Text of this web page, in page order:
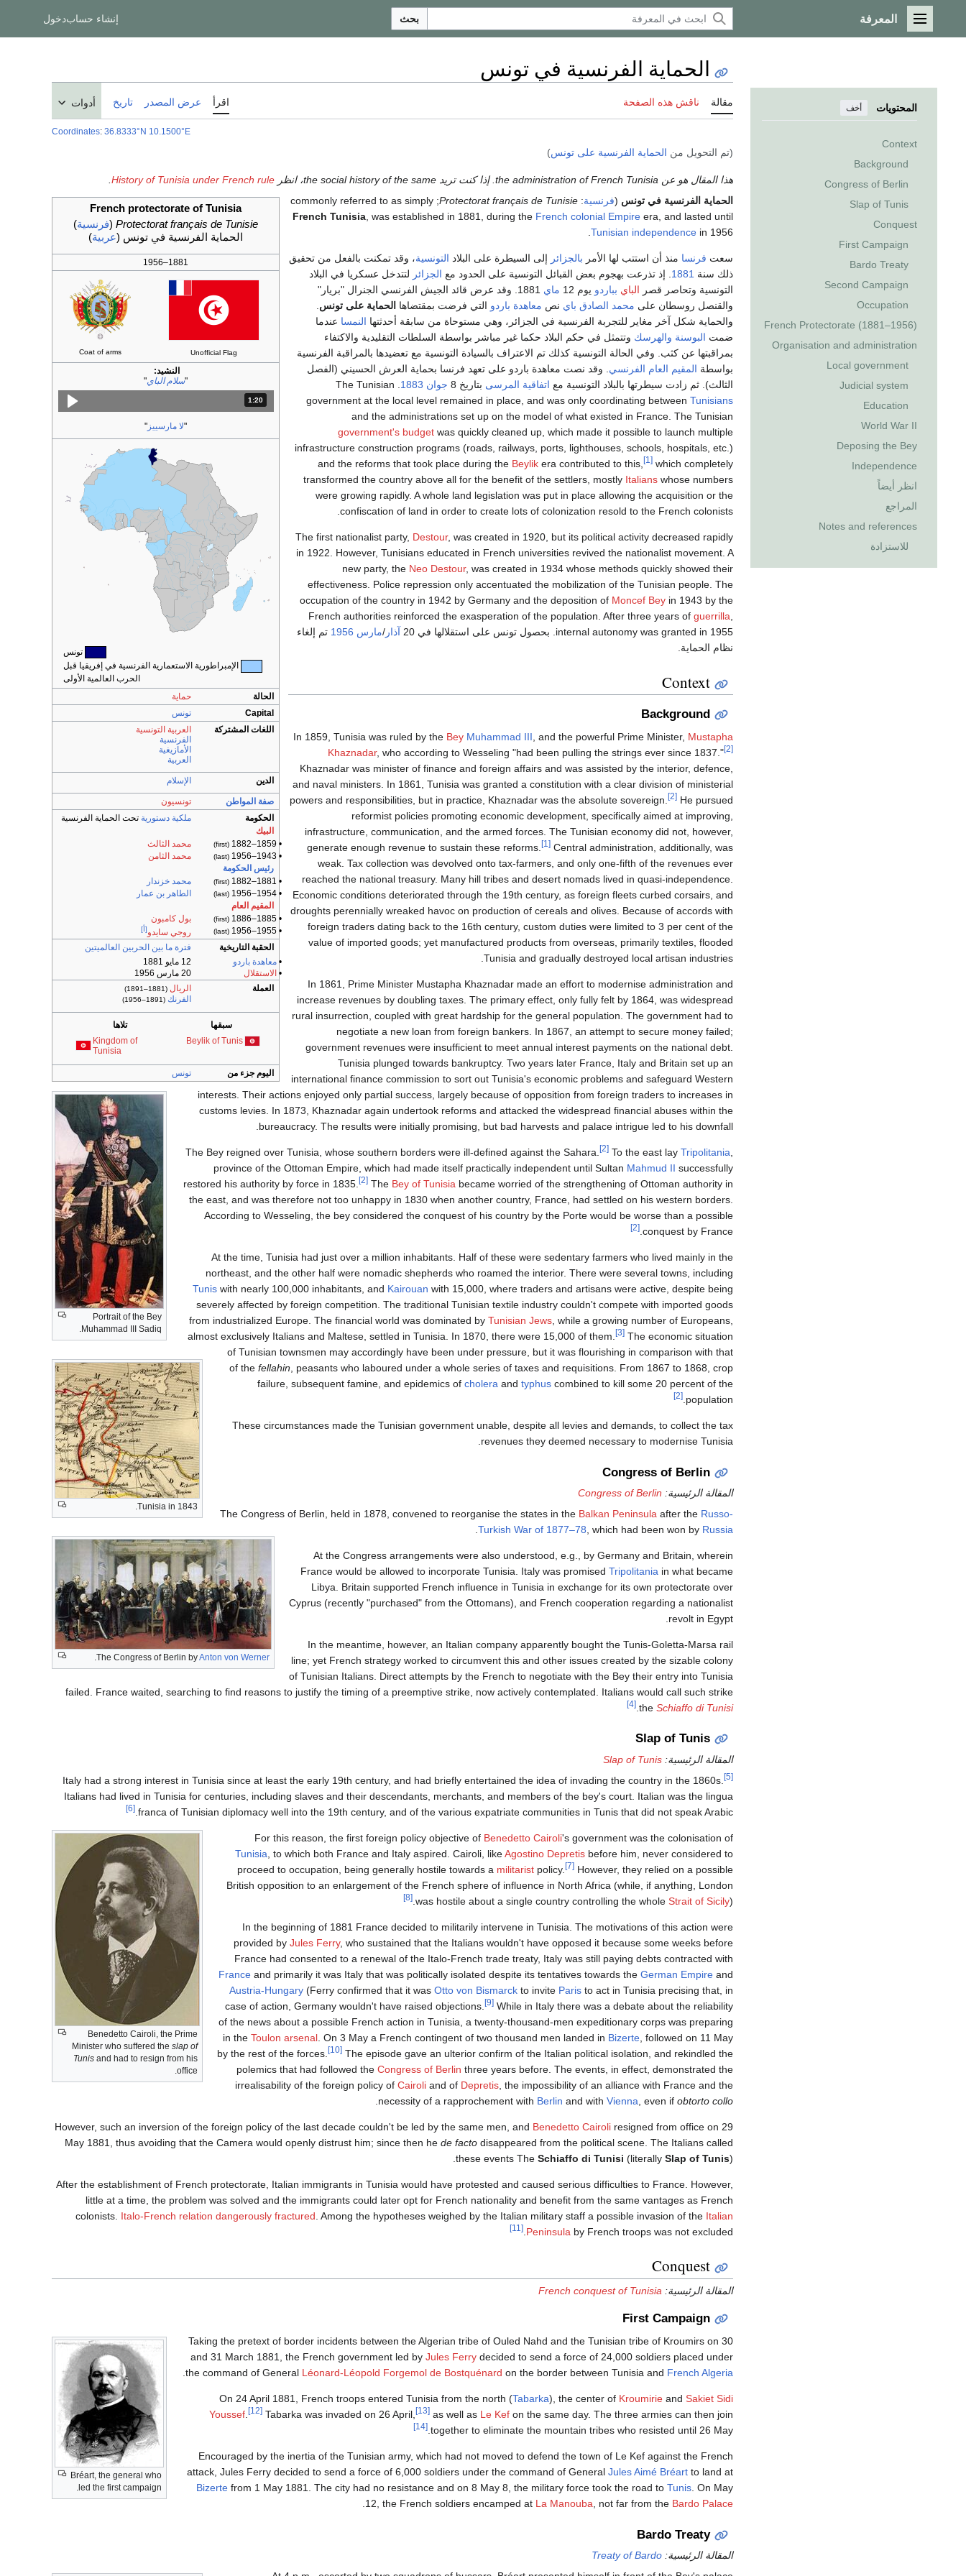
القائمة الرئيسية
المعرفة بحث إنشاء حسابدخول
المحتويات أخف
Context
Background
Congress of Berlin
Slap of Tunis
Conquest
First Campaign
Bardo Treaty
Second Campaign
Occupation
French Protectorate (1881–1956)
Organisation and administration
Local government
Judicial system
Education
World War II
Deposing the Bey
Independence
انظر أيضاً
المراجع
Notes and references
للاستزادة
الحماية الفرنسية في تونس
مقالة ناقش هذه الصفحة اقرأ عرض المصدر تاريخ أدوات
Coordinates: 36.8333°N 10.1500°E
(تم التحويل من الحماية الفرنسية على تونس)
هذا المقال هو عن the administration of French Tunisia. إذا كنت تريد the social history of the same، انظر History of Tunisia under French rule
French protectorate of Tunisia
Protectorat français de Tunisie
(فرنسية)
الحماية الفرنسية في تونس (عربية)
1881–1956
Unofficial Flag
Coat of arms
النشيد:
"سلام الباي"
المدة: دقائق و 20 ثواني.
1:20
"لا مارسييز "
تونس
الإمبراطورية الاستعمارية الفرنسية في إفريقيا قبل
الحرب العالمية الأولى
الحالة
حماية
Capital
تونس
اللغات المشتركة
العربية التونسية
الفرنسية
الأمازيغية
العربية
الدين الإسلام
صفة المواطن
تونسيون
الحكومة
ملكية دستورية تحت الحماية الفرنسية
البيك
• 1859–1882
(first)
محمد الثالث
• 1943–1956
(last)
محمد الثامن
رئيس الحكومة
• 1881–1882
(first)
محمد خزندار
• 1954–1956
(last)
الطاهر بن عمار
المقيم العام
• 1885–1886
(first)
بول كامبون
• 1955–1956
(last) روجي سايدو[أ]
الحقبة التاريخية
فترة ما بين الحربين العالميتين
•معاهدة باردو
12 مايو 1881
• الاستقلال
20 مارس 1956
العملة
الريال (1881–1891)
الفرنك (1891–1956)
سبقها
تلاها
Beylik of Tunis
Kingdom of
Tunisia
اليوم جزء من تونس
الحماية الفرنسية في تونس (فرنسية:
Protectorat français de Tunisie
; commonly referred to as simply
French Tunisia , was established in 1881, during the French colonial Empire era, and lasted until
Tunisian independence in 1956.
سعت فرنسا منذ أن استتب لها الأمر بالجزائر إلى السيطرة على البلاد التونسية، وقد تمكنت بالفعل من تحقيق
ذلك سنة 1881 . إذ تذرعت بهجوم بعض القبائل التونسية على الحدود مع الجزائر لتتدخل عسكريا في البلاد
التونسية وتحاصر قصر الباي بباردو يوم 12 ماي
1881. وقد عرض قائد الجيش الفرنسي الجنرال "بريار"
والقنصل روسطان على محمد الصادق باي نص معاهدة باردو التي فرضت بمقتضاها الحماية على تونس
والحماية شكل آخر مغاير للتجربة الفرنسية في الجزائر، وهي مستوحاة من سابقة أحدثتها النمسا عندما
ضمت البوسنة والهرسك وتتمثل في حكم البلاد حكما غير مباشر بواسطة السلطات التقليدية والاكتفاء
بمراقبتها عن كثب. وفي الحالة التونسية كذلك تم الاعتراف بالسيادة التونسية مع تعضيدها بالمراقبة الفرنسية
بواسطة المقيم العام الفرنسي . وقد نصت معاهدة باردو على تعهد فرنسا بحماية العرش الحسيني (الفصل
الثالث). ثم زادت سيطرتها بالبلاد التونسية مع اتفاقية المرسى بتاريخ 8 جوان 1883
. The Tunisian
government at the local level remained in place, and was only coordinating between Tunisians
and the administrations set up on the model of what existed in France. The Tunisian
government's budget was quickly cleaned up, which made it possible to launch multiple
infrastructure construction programs (roads, railways, ports, lighthouses, schools, hospitals, etc.)
and the reforms that took place during the Beylik era contributed to this, [1] which completely
transformed the country above all for the benefit of the settlers, mostly Italians whose numbers
were growing rapidly. A whole land legislation was put in place allowing the acquisition or the
confiscation of land in order to create lots of colonization resold to the French colonists.
The first nationalist party, Destour, was created in 1920, but its political activity decreased rapidly
in 1922. However, Tunisians educated in French universities revived the nationalist movement. A
new party, the Neo Destour, was created in 1934 whose methods quickly showed their
effectiveness. Police repression only accentuated the mobilization of the Tunisian people. The
occupation of the country in 1942 by Germany and the deposition of Moncef Bey in 1943 by the
French authorities reinforced the exasperation of the population. After three years of guerrilla
internal autonomy was granted in 1955. بحصول تونس على استقلالها في 20
آذار /مارس 1956 تم إلغاء
نظام الحماية.
Context
Background
Portrait of the Bey
Muhammad III Sadiq.
Tunisia in 1843.
In 1859, Tunisia was ruled by the Bey Muhammad III , and the powerful Prime Minister, Mustapha
Khaznadar, who according to Wesseling "had been pulling the strings ever since 1837." [2]
Khaznadar was minister of finance and foreign affairs and was assisted by the interior, defence,
and naval ministers. In 1861, Tunisia was granted a constitution with a clear division of ministerial
powers and responsibilities, but in practice, Khaznadar was the absolute sovereign.
[2] He pursued
reformist policies promoting economic development, specifically aimed at improving,
infrastructure, communication, and the armed forces. The Tunisian economy did not, however,
generate enough revenue to sustain these reforms.
[1] Central administration, additionally, was
weak. Tax collection was devolved onto tax-farmers, and only one-fifth of the revenues ever
reached the national treasury. Many hill tribes and desert nomads lived in quasi-independence.
Economic conditions deteriorated through the 19th century, as foreign fleets curbed corsairs, and
droughts perennially wreaked havoc on production of cereals and olives. Because of accords with
foreign traders dating back to the 16th century, custom duties were limited to 3 per cent of the
value of imported goods; yet manufactured products from overseas, primarily textiles, flooded
Tunisia and gradually destroyed local artisan industries.
In 1861, Prime Minister Mustapha Khaznadar made an effort to modernise administration and
increase revenues by doubling taxes. The primary effect, only fully felt by 1864, was widespread
rural insurrection, coupled with great hardship for the general population. The government had to
negotiate a new loan from foreign bankers. In 1867, an attempt to secure money failed;
government revenues were insufficient to meet annual interest payments on the national debt.
Tunisia plunged towards bankruptcy. Two years later France, Italy and Britain set up an
international finance commission to sort out Tunisia's economic problems and safeguard Western
interests. Their actions enjoyed only partial success, largely because of opposition from foreign traders to increases in
customs levies. In 1873, Khaznadar again undertook reforms and attacked the widespread financial abuses within the
bureaucracy. The results were initially promising, but bad harvests and palace intrigue led to his downfall.
The Bey reigned over Tunisia, whose southern borders were ill-defined against the Sahara. [2] To the east lay Tripolitania
province of the Ottoman Empire, which had made itself practically independent until Sultan Mahmud II successfully
restored his authority by force in 1835.
[2] The Bey of Tunisia became worried of the strengthening of Ottoman authority in
the east, and was therefore not too unhappy in 1830 when another country, France, had settled on his western borders.
According to Wesseling, the bey considered the conquest of his country by the Porte would be worse than a possible
conquest by France.
[2]
At the time, Tunisia had just over a million inhabitants. Half of these were sedentary farmers who lived mainly in the
northeast, and the other half were nomadic shepherds who roamed the interior. There were several towns, including
Tunis with nearly 100,000 inhabitants, and Kairouan with 15,000, where traders and artisans were active, despite being
severely affected by foreign competition. The traditional Tunisian textile industry couldn't compete with imported goods
from industrialized Europe. The financial world was dominated by Tunisian Jews , while a growing number of Europeans,
almost exclusively Italians and Maltese, settled in Tunisia. In 1870, there were 15,000 of them.
[3] The economic situation
of Tunisian townsmen may accordingly have been under pressure, but it was flourishing in comparison with that
of the fellahin , peasants who laboured under a whole series of taxes and requisitions. From 1867 to 1868, crop
failure, subsequent famine, and epidemics of cholera and typhus combined to kill some 20 percent of the
population.
[2]
These circumstances made the Tunisian government unable, despite all levies and demands, to collect the tax
revenues they deemed necessary to modernise Tunisia.
Congress of Berlin
المقالة الرئيسية: Congress of Berlin
The Congress of Berlin byAnton von Werner
The Congress of Berlin, held in 1878, convened to reorganise the states in the Balkan Peninsula after the Russo-
Turkish War of 1877–78 , which had been won by Russia
At the Congress arrangements were also understood, e.g., by Germany and Britain, wherein
France would be allowed to incorporate Tunisia. Italy was promised Tripolitania in what became
Libya. Britain supported French influence in Tunisia in exchange for its own protectorate over
Cyprus (recently "purchased" from the Ottomans), and French cooperation regarding a nationalist
revolt in Egypt.
In the meantime, however, an Italian company apparently bought the Tunis-Goletta-Marsa rail
line; yet French strategy worked to circumvent this and other issues created by the sizable colony
of Tunisian Italians. Direct attempts by the French to negotiate with the Bey their entry into Tunisia
failed. France waited, searching to find reasons to justify the timing of a preemptive strike, now actively contemplated. Italians would call such strike
the Schiaffo di Tunisi
[4]
Slap of Tunis
المقالة الرئيسية: Slap of Tunis
Italy had a strong interest in Tunisia since at least the early 19th century, and had briefly entertained the idea of invading the country in the 1860s.
[5]
Italians had lived in Tunisia for centuries, including slaves and their descendants, merchants, and members of the bey's court. Italian was the lingua
franca of Tunisian diplomacy well into the 19th century, and of the various expatriate communities in Tunis that did not speak Arabic.
[6]
Benedetto Cairoli, the Prime
Minister who suffered the slap of
Tunis and had to resign from his
office.
For this reason, the first foreign policy objective of Benedetto Cairoli's government was the colonisation of
Tunisia , to which both France and Italy aspired. Cairoli, likeAgostino Depretis before him, never considered to
proceed to occupation, being generally hostile towards a militarist policy. [7] However, they relied on a possible
British opposition to an enlargement of the French sphere of influence in North Africa (while, if anything, London
was hostile about a single country controlling the whole Strait of Sicily).
[8]
In the beginning of 1881 France decided to militarily intervene in Tunisia. The motivations of this action were
provided by Jules Ferry, who sustained that the Italians wouldn't have opposed it because some weeks before
France had consented to a renewal of the Italo-French trade treaty, Italy was still paying debts contracted with
France and primarily it was Italy that was politically isolated despite its tentatives towards the German Empire and
Austria-Hungary (Ferry confirmed that it was Otto von Bismarck to invite Paris to act in Tunisia precising that, in
case of action, Germany wouldn't have raised objections.
[9] While in Italy there was a debate about the reliability
of the news about a possible French action in Tunisia, a twenty-thousand-men expeditionary corps was preparing
in the Toulon arsenal . On 3 May a French contingent of two thousand men landed in Bizerte , followed on 11 May
by the rest of the forces.
[10] The episode gave an ulterior confirm of the Italian political isolation, and rekindled the
polemics that had followed the Congress of Berlin three years before. The events, in effect, demonstrated the
irrealisability of the foreign policy of Cairoli and of Depretis , the impossibility of an alliance with France and the
necessity of a rapprochement with Berlin and with Vienna , even if obtorto collo
However, such an inversion of the foreign policy of the last decade couldn't be led by the same men, and Benedetto Cairoli resigned from office on 29
May 1881, thus avoiding that the Camera would openly distrust him; since then he de facto disappeared from the political scene. The Italians called
these events The Schiaffo di Tunisi (literally Slap of Tunis).
After the establishment of French protectorate, Italian immigrants in Tunisia would have protested and caused serious difficulties to France. However,
little at a time, the problem was solved and the immigrants could later opt for French nationality and benefit from the same vantages as French
colonists. Italo-French relation dangerously fractured . Among the hypotheses weighed by the Italian military staff a possible invasion of the Italian
Peninsula by French troops was not excluded.
[11]
Conquest
المقالة الرئيسية: French conquest of Tunisia
First Campaign
Bréart, the general who
led the first campaign.
Taking the pretext of border incidents between the Algerian tribe of Ouled Nahd and the Tunisian tribe of Kroumirs on 30
and 31 March 1881, the French government led by Jules Ferry decided to send a force of 24,000 soldiers placed under
the command of General Léonard-Léopold Forgemol de Bostquénard on the border between Tunisia and French Algeria
.
On 24 April 1881, French troops entered Tunisia from the north (Tabarka), the center of Kroumirie and Sakiet Sidi
Youssef. [12] Tabarka was invaded on 26 April, [13] as well as Le Kef on the same day. The three armies can then join
together to eliminate the mountain tribes who resisted until 26 May.
[14]
Encouraged by the inertia of the Tunisian army, which had not moved to defend the town of Le Kef against the French
attack, Jules Ferry decided to send a force of 6,000 soldiers under the command of General Jules Aimé Bréart to land at
Bizerte from 1 May 1881. The city had no resistance and on 8 May 8, the military force took the road to Tunis. On May
12, the French soldiers encamped at La Manouba, not far from the Bardo Palace
.
Bardo Treaty
المقالة الرئيسية: Treaty of Bardo